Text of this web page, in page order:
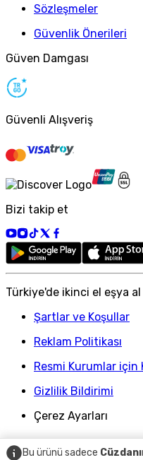
Bu ürünü sadece
Sözleşmeler
Güvenlik Önerileri
Güven Damgası
Güvenli Alışveriş
Bizi takip et
Türkiye'de ikinci el eşya
Şartlar ve Koşullar
Reklam Politikası
Resmi Kurumlar için
Gizlilik Bildirimi
Çerez Ayarları